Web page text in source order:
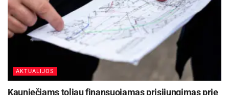
AKTUALIJOS
Kauniečiams toliau finansuojamas prisijungimas prie